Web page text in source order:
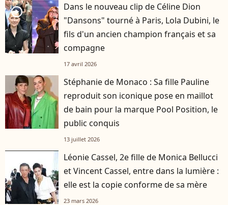
player2
Dans le nouveau clip de Céline Dion
"Dansons" tourné à Paris, Lola Dubini, le
fils d'un ancien champion français et sa
compagne
17 avril 2026
Stéphanie de Monaco : Sa fille Pauline
reproduit son iconique pose en maillot
de bain pour la marque Pool Position, le
public conquis
13 juillet 2026
Léonie Cassel, 2e fille de Monica Bellucci
et Vincent Cassel, entre dans la lumière :
elle est la copie conforme de sa mère
23 mars 2026